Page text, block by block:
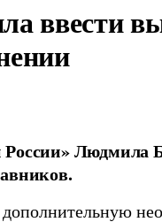
ввести
Людмила